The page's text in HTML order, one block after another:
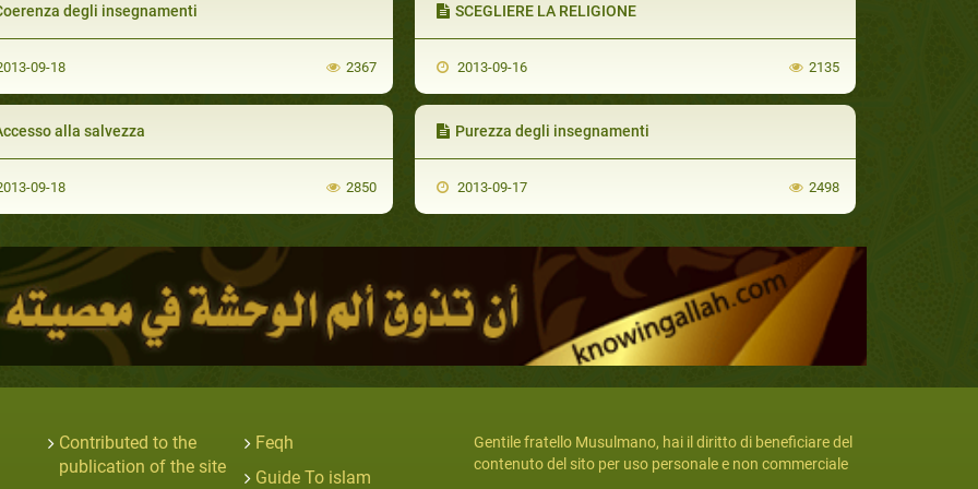
degli insegnamenti
09-18 2367
SCEGLIERE LA RELIGIONE
2013-09-16 2135
alla salvezza
09-18 2850
Purezza degli insegnamenti
2013-09-17 2498
Contributed to the
publication of the site
Feqh
Guide To islam
Gentile fratello Musulmano, hai il diritto di beneficiare del
contenuto del sito per uso personale e non commerciale